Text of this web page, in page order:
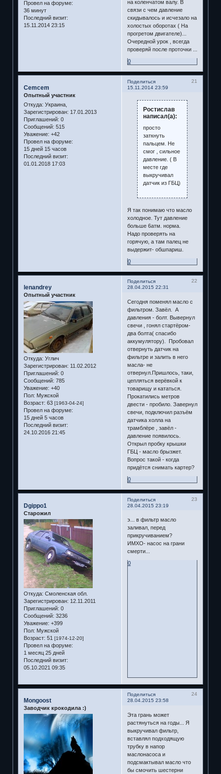
Провел на форуме:
36 минут
Последний визит:
15.11.2014 23:15
на коленчатом валу. В
связи с чем давление
скидывалось и исчезало на
холостых оборотах ( На
прогретом двигателе)...
Очередной урок , всегда
проверяй после проточки ...
0
Поделиться
21
15.11.2014 23:59
Cemcem
Опытный участник
Откуда: Украина,
Зарегистрирован: 17.01.2013
Приглашений: 0
Сообщений: 515
Уважение: +42
Провел на форуме:
15 дней 15 часов
Последний визит:
01.01.2018 17:03
Ростислав
написал(а):
просто
заткнуть
пальцем. Не
смог , сильное
давление. ( В
месте где
выкручивал
датчик из ГБЦ)
Я так понимаю что масло
холодное. Тут давление
больше 6атм. норма.
Надо проверять на
горячую, а там палец не
выдержит- обшпариш.
0
Поделиться
22
28.04.2015 22:31
lenandrey
Опытный участник
Откуда: Углич
Зарегистрирован: 11.02.2012
Приглашений: 0
Сообщений: 785
Уважение: +40
Пол: Мужской
Возраст: 63 [1963-04-24]
Провел на форуме:
15 дней 5 часов
Последний визит:
24.10.2016 21:45
Сегодня поменял масло с
фильтром. Завёл. А
давления - болт. Вывернул
свечи , гонял стартёром-
два болта( спасибо
аккумулятору). Пробовал
отвернуть датчик на
фильтре и залить в него
масла- не
отвернул.Пришлось, таки,
цепляться верёвкой к
товарищу и кататься.
Прокатились метров
двести - пробило. Завернул
свечи, подключил разъём
датчика холла на
трамблёре , завёл -
давление появилось.
Открыл пробку крышки
ГБЦ - масло брызжет.
Вопрос такой - когда
придётся снимать картер?
0
Поделиться
23
28.04.2015 23:19
Dgippo1
Старожил
Откуда: Смоленская обл.
Зарегистрирован: 12.11.2011
Приглашений: 0
Сообщений: 3236
Уважение: +399
Пол: Мужской
Возраст: 51 [1974-12-20]
Провел на форуме:
1 месяц 25 дней
Последний визит:
05.10.2021 09:35
э... в фильтр масло
заливал, перед
прикручиванием?
ИМХО- насос на грани
смерти...
0
Поделиться
24
28.04.2015 23:58
Mongoost
Заводчик крокодила :)
Эта грань может
растянуться на годы... Я
выкручивал фильтр,
вставлял подходящую
трубку в напор
маслонасоса и
подсмактывал масло что
бы смочить шестерни